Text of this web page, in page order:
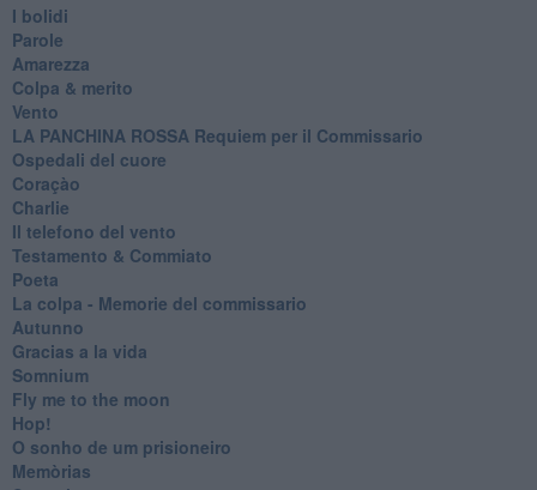
I bolidi
Parole
Amarezza
Colpa & merito
Vento
​LA PANCHINA ROSSA Requiem per il Commissario
Ospedali del cuore
Coraçào
Charlie
Il telefono del vento
Testamento & Commiato
Poeta
​La colpa - Memorie del commissario
Autunno
Gracias a la vida
Somnium
Fly me to the moon
Hop!
O sonho de um prisioneiro
Memòrias